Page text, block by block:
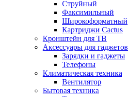
Струйный
Факсимильный
Широкоформатный
Картриджи Cactus
Кронштейн для ТВ
Аксессуары для гаджетов
Зарядки и гаджеты
Телефоны
Климатическая техника
Вентилятор
Бытовая техника